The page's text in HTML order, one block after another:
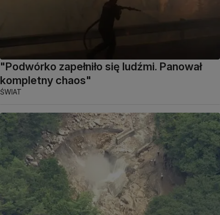
"Podwórko zapełniło się ludźmi. Panował
kompletny chaos"
ŚWIAT